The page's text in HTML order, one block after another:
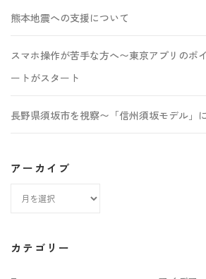
熊本地震への支援について
スマホ操作が苦手な方へ〜東京アプリのポ
ートがスタート
長野県須坂市を視察〜「信州須坂モデル」
アーカイブ
カ
カテゴリー